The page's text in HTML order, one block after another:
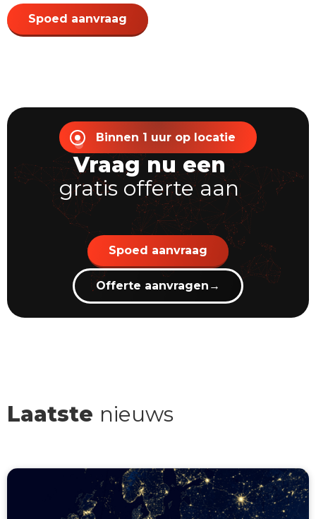
Spoed aanvraag
Binnen 1 uur op locatie
Vraag nu een
gratis offerte aan
Spoed aanvraag
Offerte aanvragen →
Laatste nieuws